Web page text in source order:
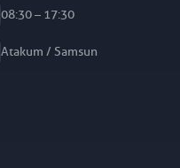
08:30 – 17:30
Atakum / Samsun